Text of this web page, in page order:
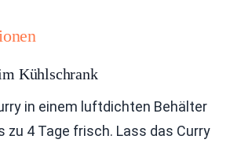
Kühlschrank
in einem luftdichten Behälter
zu 4 Tage frisch. Lass das Curry